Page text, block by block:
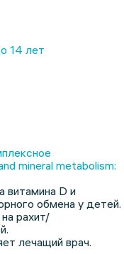
14 лет
mineral metabolism:
витамина D и
обмена у детей.
рахит/
лечащий врач.